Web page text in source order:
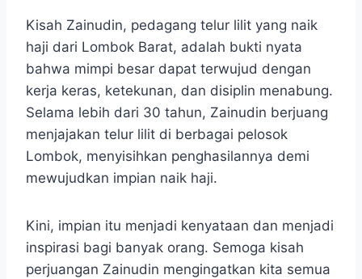
Kisah Zainudin, pedagang telur lilit yang naik
haji dari Lombok Barat, adalah bukti nyata
bahwa mimpi besar dapat terwujud dengan
kerja keras, ketekunan, dan disiplin menabung.
Selama lebih dari 30 tahun, Zainudin berjuang
menjajakan telur lilit di berbagai pelosok
Lombok, menyisihkan penghasilannya demi
mewujudkan impian naik haji.
Kini, impian itu menjadi kenyataan dan menjadi
inspirasi bagi banyak orang. Semoga kisah
perjuangan Zainudin mengingatkan kita semua